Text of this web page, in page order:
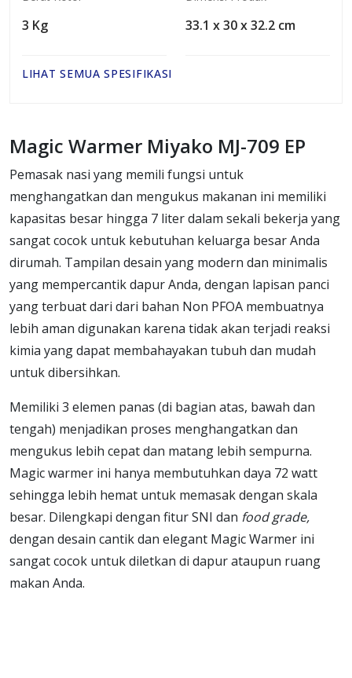
3 Kg 33.1 x 30 x 32.2 cm
LIHAT SEMUA SPESIFIKASI
Magic Warmer Miyako MJ-709 EP
Pemasak nasi yang memili fungsi untuk
menghangatkan dan mengukus makanan ini memiliki
kapasitas besar hingga 7 liter dalam sekali bekerja yang
sangat cocok untuk kebutuhan keluarga besar Anda
dirumah. Tampilan desain yang modern dan minimalis
yang mempercantik dapur Anda, dengan lapisan panci
yang terbuat dari dari bahan Non PFOA membuatnya
lebih aman digunakan karena tidak akan terjadi reaksi
kimia yang dapat membahayakan tubuh dan mudah
untuk dibersihkan.
Memiliki 3 elemen panas (di bagian atas, bawah dan
tengah) menjadikan proses menghangatkan dan
mengukus lebih cepat dan matang lebih sempurna.
Magic warmer ini hanya membutuhkan daya 72 watt
sehingga lebih hemat untuk memasak dengan skala
besar. Dilengkapi dengan fitur SNI dan food grade,
dengan desain cantik dan elegant Magic Warmer ini
sangat cocok untuk diletkan di dapur ataupun ruang
makan Anda.